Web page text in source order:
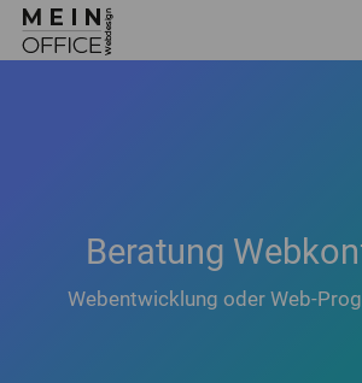
Beratung
Webentwicklung oder Web-